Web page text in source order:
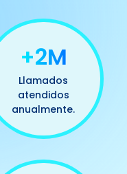
+2M
Llamados
atendidos
anualmente.